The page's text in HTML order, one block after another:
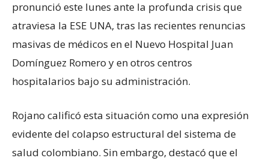
pronunció este lunes ante la profunda crisis que
atraviesa la ESE UNA, tras las recientes renuncias
masivas de médicos en el Nuevo Hospital Juan
Domínguez Romero y en otros centros
hospitalarios bajo su administración.
Rojano calificó esta situación como una expresión
evidente del colapso estructural del sistema de
salud colombiano. Sin embargo, destacó que el